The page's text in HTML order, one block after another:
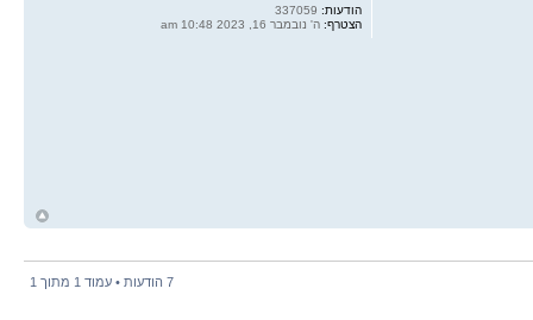
הודעות:
הצטרף: ה' נובמבר 16, 2023 10:48 am
7 הודעות • עמוד 1 מתוך 1